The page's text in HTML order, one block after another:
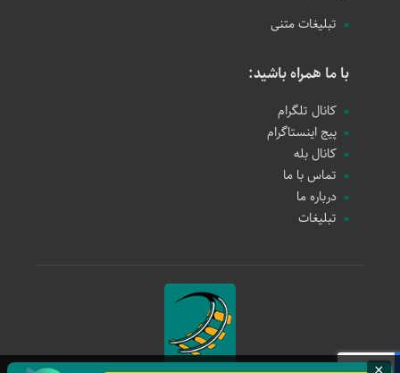
تبلیغات متنی
با ما همراه باشید:
کانال تلگرام
پیج اینستاگرام
کانال بله
تماس با ما
درباره ما
تبلیغات